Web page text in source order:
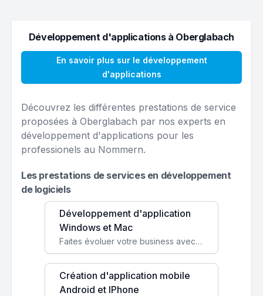
Développement d'applications à Oberglabach
En savoir plus sur le développement
d'applications
Découvrez les différentes prestations de service
proposées à Oberglabach par nos experts en
développement d'applications pour les
professionels au Nommern.
Les prestations de services en développement
de logiciels
Développement d'application
Windows et Mac
Faites évoluer votre business avec des solutions logicielles personnalisées, parfaitement adaptées à vos besoins spécifiques.
Création d'application mobile
Android et IPhone